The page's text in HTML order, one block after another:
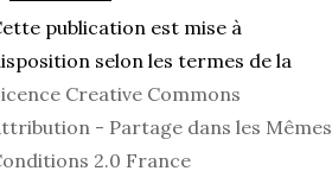
publication est mise à
selon les termes de la
Creative Commons
- Partage dans les Mêmes
2.0 France